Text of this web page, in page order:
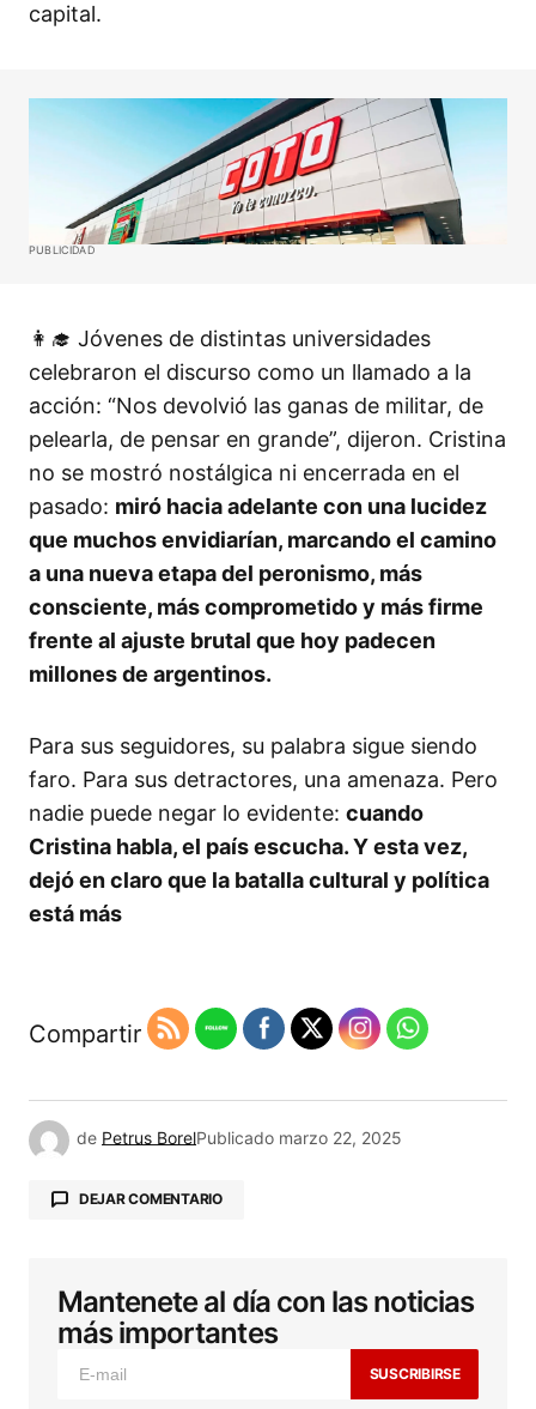
capital.
PUBLICIDAD
👩‍🎓 Jóvenes de distintas universidades
celebraron el discurso como un llamado a la
acción: “Nos devolvió las ganas de militar, de
pelearla, de pensar en grande”, dijeron. Cristina
no se mostró nostálgica ni encerrada en el
pasado: miró hacia adelante con una lucidez
que muchos envidiarían, marcando el camino
a una nueva etapa del peronismo, más
consciente, más comprometido y más firme
frente al ajuste brutal que hoy padecen
millones de argentinos.
Para sus seguidores, su palabra sigue siendo
faro. Para sus detractores, una amenaza. Pero
nadie puede negar lo evidente: cuando
Cristina habla, el país escucha. Y esta vez,
dejó en claro que la batalla cultural y política
está más
Compartir
de Petrus BorelPublicado marzo 22, 2025
DEJAR COMENTARIO
Tu dirección de correo electrónico no será
publicada. Los campos obligatorios están
marcados con *
Mantenete al día con las noticias
más importantes
SUSCRIBIRSE